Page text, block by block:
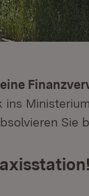
ins
Sie